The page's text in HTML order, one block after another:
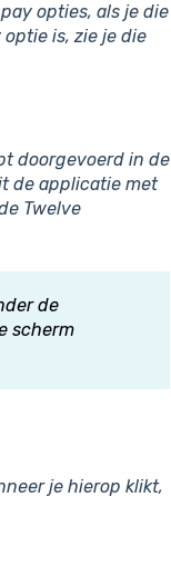
opties, als je die
is, zie je die
doorgevoerd in de
de applicatie met
Twelve
de
scherm
je hierop klikt,